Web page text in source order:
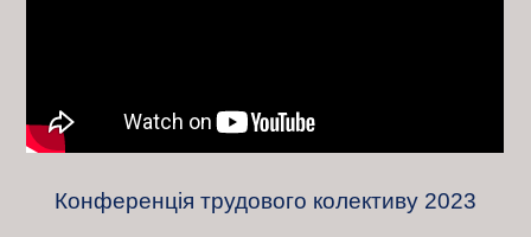
Конференція трудового колективу 2023